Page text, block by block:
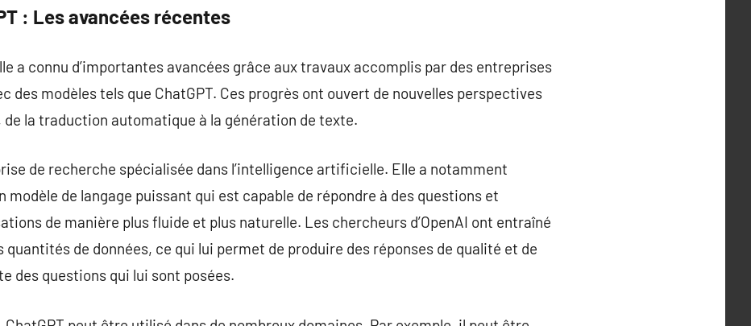
: Les avancées récentes
a connu d’importantes avancées grâce aux travaux accomplis par des entreprises
des modèles tels que ChatGPT. Ces progrès ont ouvert de nouvelles perspectives
de la traduction automatique à la génération de texte.
de recherche spécialisée dans l’intelligence artificielle. Elle a notamment
modèle de langage puissant qui est capable de répondre à des questions et
de manière plus fluide et plus naturelle. Les chercheurs d’OpenAI ont entraîné
quantités de données, ce qui lui permet de produire des réponses de qualité et de
des questions qui lui sont posées.